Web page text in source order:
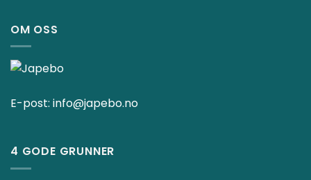
OM OSS
E-post: info@japebo.no
4 GODE GRUNNER